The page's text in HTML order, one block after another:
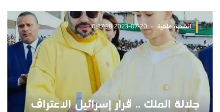
انشطة ملكية 2023-07-20 10:37:58
جلالة الملك .. قرار إسرائيل الاعتراف